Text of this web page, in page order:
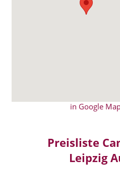
in Google
Preisliste
Leipzig